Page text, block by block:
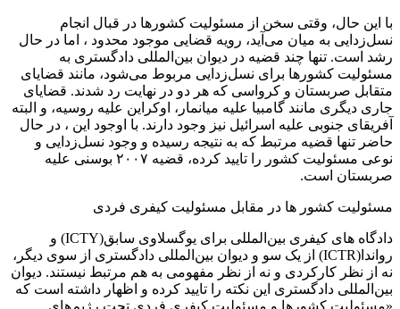
با این حال، وقتی سخن از مسئولیت کشورها در قبال انجام
نسل‌زدایی به میان می‌آید، رویه قضایی موجود محدود ، اما در حال
رشد است. تنها چند قضیه در دیوان بین‌المللی دادگستری به
مسئولیت کشورها برای نسل‌زدایی مربوط می‌شود، مانند قضایای
متقابل صربستان و کرواسی که هر دو در نهایت رد شدند. قضایای
جاری دیگری مانند گامبیا علیه میانمار، اوکراین علیه روسیه، و البته
آفریقای جنوبی علیه اسرائیل نیز وجود دارند. با اوجود این ، در حال
حاضر تنها قضیه مرتبط که به نتیجه رسیده و وجود نسل‌زدایی و
نوعی مسئولیت کشور را تایید کرده، قضیه ۲۰۰۷ بوسنی علیه
صربستان است.
مسئولیت کشور ها در مقابل مسئولیت کیفری فردی
دادگاه های کیفری بین‌المللی برای یوگسلاوی سابق(ICTY) و
رواندا(ICTR) از یک سو و دیوان بین‌المللی دادگستری از سوی دیگر،
نه از نظر کارکردی و نه از نظر مفهومی به هم مرتبط نیستند. دیوان
بین‌المللی دادگستری این نکته را تایید کرده و اظهار داشته است که
«مسئولیت کشورها و مسئولیت کیفری فردی تحت رژیم‌های